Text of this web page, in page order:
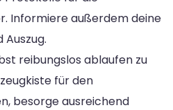
Informiere außerdem deine
reibungslos ablaufen zu
für den
besorge ausreichend